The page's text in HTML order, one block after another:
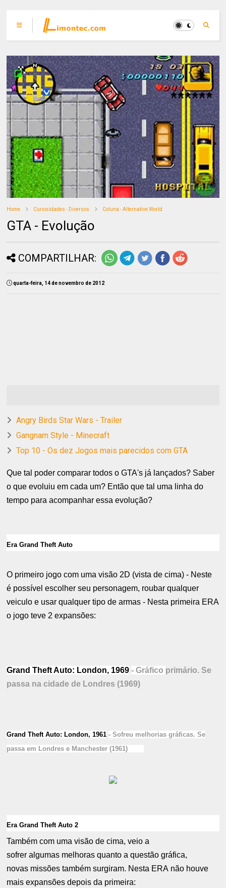
Home Curiosidades - Diversos Coluna - Alternative World
GTA - Evolução
COMPARTILHAR:
quarta-feira, 14 de novembro de 2012
Angry Birds Star Wars - Trailer
Gangnam Style - Minecraft
Top 10 - Os dez Jogos mais parecidos com GTA
Que tal poder comparar todos o GTA's já lançados? Saber
o que evoluiu em cada um? Então que tal uma linha do
tempo para acompanhar essa evolução?
Era Grand Theft Auto
O primeiro jogo com uma visão 2D (vista de cima) - Neste
é possível escolher seu personagem, roubar qualquer
veiculo e usar qualquer tipo de armas - Nesta primeira ERA
o jogo teve 2 expansões:
Grand Theft Auto: London, 1969 - Gráfico primário. Se
passa na cidade de Londres (1969)
Grand Theft Auto: London, 1961 - Sofreu melhorias gráficas. Se
passa em Londres e Manchester (1961)
Era Grand Theft Auto 2
Também com uma visão de cima, veio a
sofrer algumas melhoras quanto a questão gráfica,
novas missões também surgiram. Nesta ERA não houve
mais expansões depois da primeira: